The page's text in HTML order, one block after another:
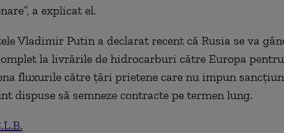
a explicat el.
Vladimir Putin a declarat recent că Rusia se va
la livrările de hidrocarburi către Europa
fluxurile către ţări prietene care nu impun
dispuse să semneze contracte pe termen lung.